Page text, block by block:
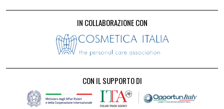
IN COLLABORAZIONE CON
CON IL SUPPORTO DI